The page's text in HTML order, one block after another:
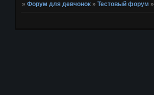
»Форум для девчонок »Тестовый форум »